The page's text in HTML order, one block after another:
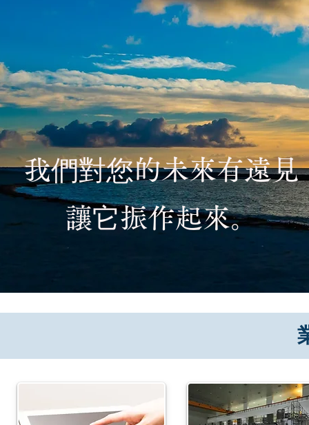
我們對您的未來有遠見
讓它振作起來。